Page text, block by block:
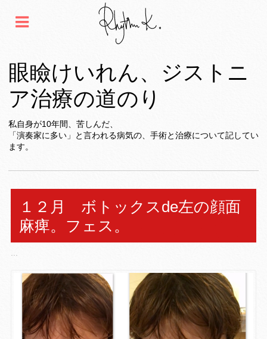
眼瞼けいれん、ジストニ
ア治療の道のり
私自身が10年間、苦しんだ、
「演奏家に多い」と言われる病気の、手術と治療について記してい
ます。
１２月 ボトックスde左の顔面
麻痺。フェス。